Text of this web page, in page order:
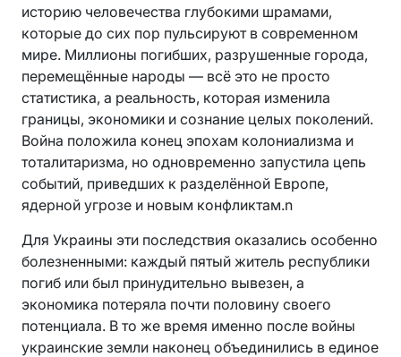
историю человечества глубокими шрамами,
которые до сих пор пульсируют в современном
мире. Миллионы погибших, разрушенные города,
перемещённые народы — всё это не просто
статистика, а реальность, которая изменила
границы, экономики и сознание целых поколений.
Война положила конец эпохам колониализма и
тоталитаризма, но одновременно запустила цепь
событий, приведших к разделённой Европе,
ядерной угрозе и новым конфликтам.n
Для Украины эти последствия оказались особенно
болезненными: каждый пятый житель республики
погиб или был принудительно вывезен, а
экономика потеряла почти половину своего
потенциала. В то же время именно после войны
украинские земли наконец объединились в единое